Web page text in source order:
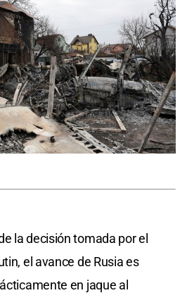
la decisión tomada por el
el avance de Rusia es
en jaque al